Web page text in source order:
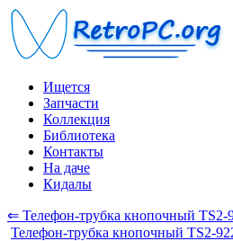
Ищется
Запчасти
Коллекция
Библиотека
Контакты
На даче
Кидалы
⇐ Телефон-трубка кнопочный TS2-
Телефон-трубка кнопочный TS2-